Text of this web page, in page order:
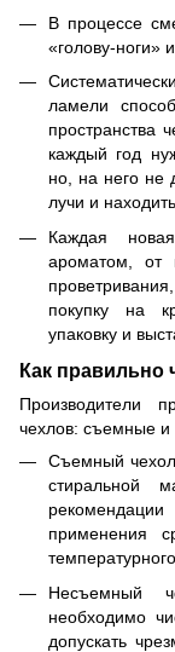
В процессе
«голову-ноги»
ламели
пространства
каждый год
но, на него не
лучи и
Каждая
ароматом, от
покупку на
упаковку и
Как правильно
Производители
чехлов: съемные
Съемный
стиральной
рекомендации
применения
Несъемный
необходимо
допускать